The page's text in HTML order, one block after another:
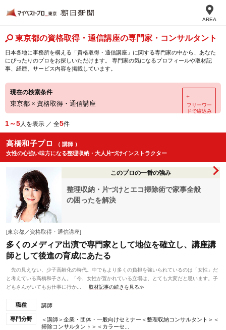
AREA
東京都の資格取得・通信講座の専門家・コンサルタント
日本各地に事務所を構える「資格取得・通信講座」に関する専門家の中から、あなた
にぴったりのプロをお探しいただけます。 専門家の気になるプロフィールや取材記
事、経歴、サービス内容を掲載しています。
現在の検索条件
東京都 × 資格取得・通信講座
＋
フリーワー
ドで絞込み
1～5人を表示 ／ 全5件
高橋和子プロ
（ 講師 ）
女性の心強い味方になる整理収納・大人片づけインストラクター
このプロの一番の強み
整理収納・片づけとエコ掃除術で家事全般
の困ったを解決
[東京都／資格取得・通信講座]
多くのメディア出演で専門家として地位を確立し、講座講
師として後進の育成にあたる
先の見えない、少子高齢化の時代。中でもより多くの負担を強いられているのは「女性」だ
と考えている高橋和子さん。「今、女性が置かれている立場は、とても大変だと思います。子
どもさんがいてもお仕事に行か...
取材記事の続きを見る≫
職種 講師
専門分野
＜講師＞企業・団体・一般向けセミナー＜整理収納コンサルタント＞＜
掃除コンサルタント＞＜カラーセ...